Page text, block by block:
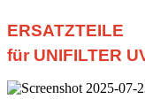
ERSATZTEILE
für UNIFILTER